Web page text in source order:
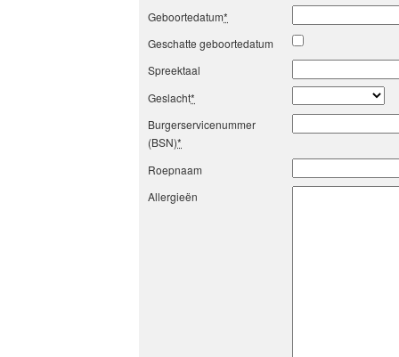
Geboortedatum*
Geschatte geboortedatum
Spreektaal
Geslacht*
Burgerservicenummer
(BSN)*
Roepnaam
Allergieën